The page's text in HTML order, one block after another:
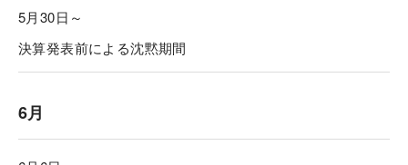
5月30日～
決算発表前による沈黙期間
6月